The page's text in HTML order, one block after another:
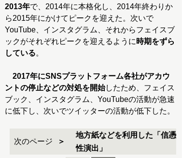
2013年で、2014年に本格化し、2014年終わりか
ら2015年にかけてピークを迎えた。次いで
YouTube、インスタグラム、それからフェイスブ
ックがそれぞれピークを迎えるように 時期をずら
している。
2017年にSNSプラットフォーム各社がアカウ
ントの停止などの対処を開始したため、フェイス
ブック、インスタグラム、YouTubeの活動が急速
に低下し、次いでツイッターの活動が低下した。
次のページ
地方紙などを利用した「信憑
性演出」